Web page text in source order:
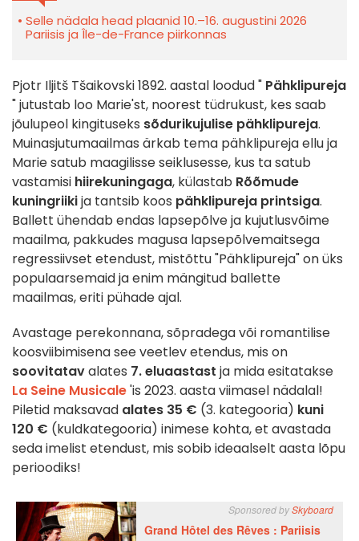
Selle nädala head plaanid 10.–16. augustini 2026
Pariisis ja Île-de-France piirkonnas
Pjotr Iljitš Tšaikovski 1892. aastal loodud " Pähklipureja
" jutustab loo Marie'st, noorest tüdrukust, kes saab
jõulupeol kingituseks sõdurikujulise pähklipureja.
Muinasjutumaailmas ärkab tema pähklipureja ellu ja
Marie satub maagilisse seiklusesse, kus ta satub
vastamisi hiirekuningaga, külastab Rõõmude
kuningriikija tantsib koos pähklipureja printsiga.
Ballett ühendab endas lapsepõlve ja kujutlusvõime
maailma, pakkudes magusa lapsepõlvemaitsega
regressiivset etendust, mistõttu "Pähklipureja" on üks
populaarsemaid ja enim mängitud ballette
maailmas, eriti pühade ajal.
Avastage perekonnana, sõpradega või romantilise
koosviibimisena see veetlev etendus, mis on
soovitatavalates 7. eluaastast ja mida esitatakse
La Seine Musicale'is 2023. aasta viimasel nädalal!
Piletid maksavad alates 35 € (3. kategooria) kuni
120 € (kuldkategooria) inimese kohta, et avastada
seda imelist etendust, mis sobib ideaalselt aasta lõpu
perioodiks!